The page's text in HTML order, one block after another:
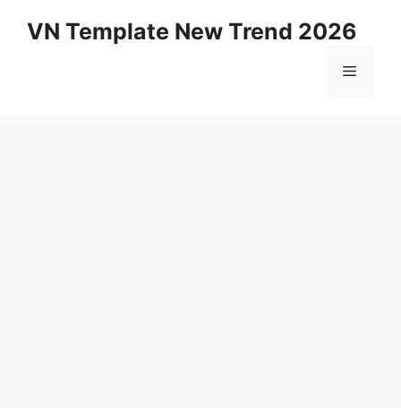
VN Template New Trend 2026
Menu